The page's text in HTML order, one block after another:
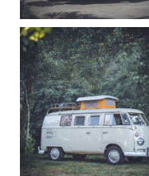
220
4
becombi
Août 10
120
0